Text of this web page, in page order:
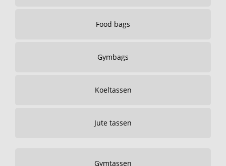
Food bags
Gymbags
Koeltassen
Jute tassen
Gymtassen